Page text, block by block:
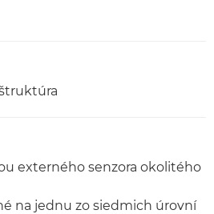
externého senzora okolitého
na jednu zo siedmich úrovní